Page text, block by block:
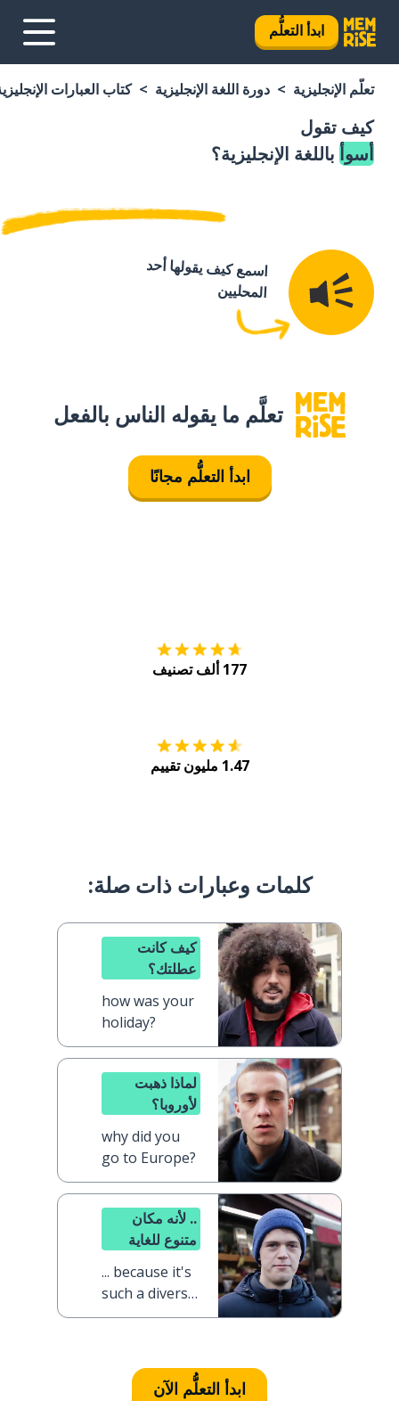
ابدأ التعلُّم
تعلَّم الإنجليزية دورة اللغة الإنجليزية كتاب العبارات
كيف تقول
أسوأ باللغة الإنجليزية؟
اسمع كيف يقولها أحد
المحليين
تعلَّم ما يقوله الناس بالفعل
ابدأ التعلُّم مجانًا
177 ألف تصنيف
1.47 مليون تقييم
كلمات وعبارات ذات صلة:
كيف كانت
عطلتك؟
how was your
holiday?
لماذا ذهبت
لأوروبا؟
why did you
go to Europe?
.. لأنه مكان
متنوع للغاية
... because it's
such a diverse
place
ابدأ التعلُّم الآن